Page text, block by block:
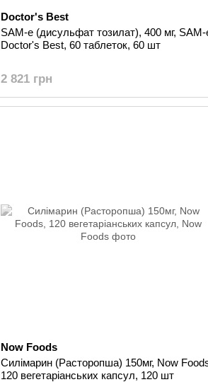
Doctor's Best
SAM-e (дисульфат тозилат), 400 мг, SAM-
Doctor's Best, 60 таблеток, 60 шт
2 821 грн
Now Foods
Силімарин (Расторопша) 150мг, Now
120 вегетаріанських капсул, 120 шт